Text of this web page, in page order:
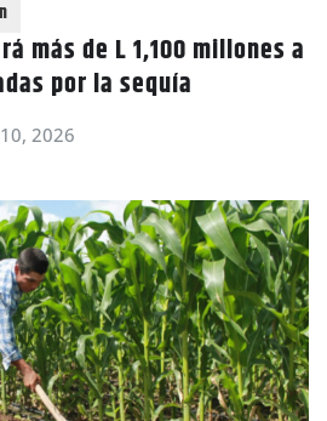
más de L 1,100 millones a
por la sequía
2026